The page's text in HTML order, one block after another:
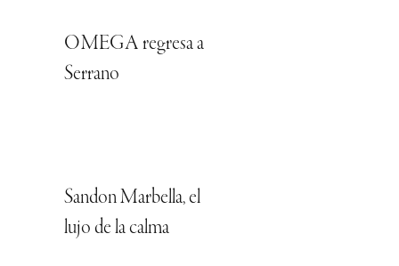
OMEGA regresa a
Serrano
Sandon Marbella, el
lujo de la calma